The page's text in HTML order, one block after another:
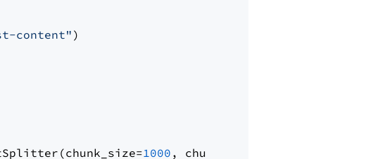
content" )
1000 , chunk_overlap=